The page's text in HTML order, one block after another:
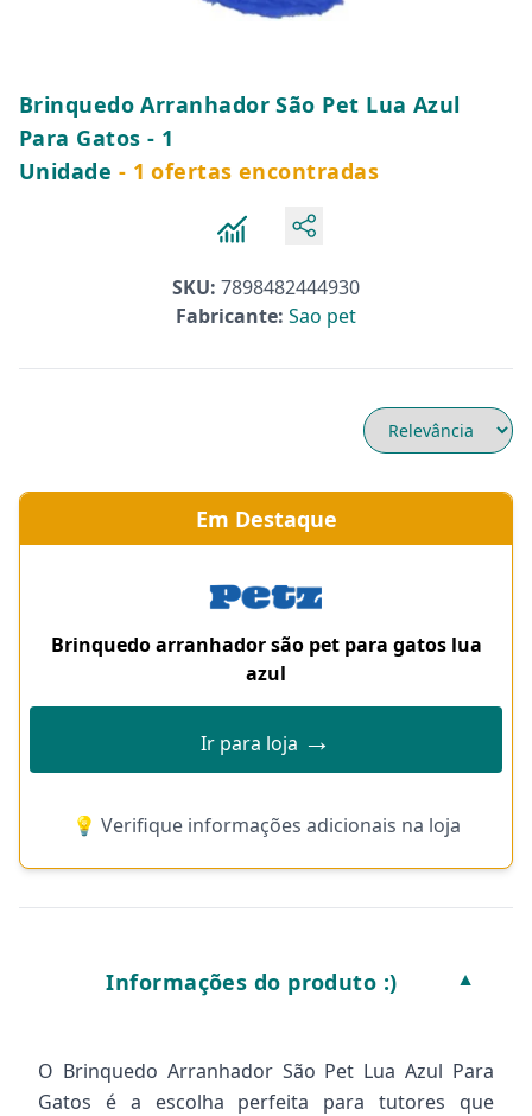
Brinquedo Arranhador São Pet Lua Azul
Para Gatos - 1
Unidade - 1 ofertas encontradas
SKU: 7898482444930
Fabricante: Sao pet
Em Destaque
Brinquedo arranhador são pet para gatos lua
azul
Ir para loja →
💡 Verifique informações adicionais na loja
Informações do produto :) ▼
O Brinquedo Arranhador São Pet Lua Azul Para
Gatos é a escolha perfeita para tutores que